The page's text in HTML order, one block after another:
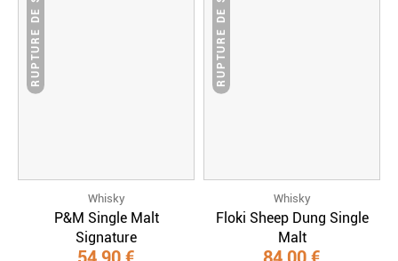
Whisky
P&M Single Malt
Signature
Whisky
Floki Sheep Dung Single
Malt